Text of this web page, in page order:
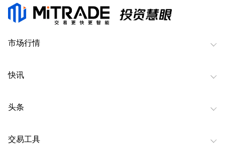
市场行情
快讯
头条
交易工具